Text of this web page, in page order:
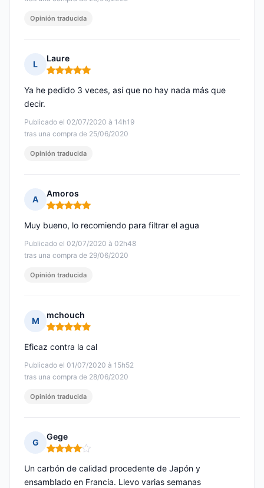
Opinión traducida
L
Laure
Nota: 5 de 5
Publicado el 02/07/2020 à 14h19
tras una compra de 25/06/2020
Ya he pedido 3 veces, así que no hay nada más que
decir.
Opinión traducida
A
Amoros
Nota: 5 de 5
Publicado el 02/07/2020 à 02h48
tras una compra de 29/06/2020
Muy bueno, lo recomiendo para filtrar el agua
Opinión traducida
M
mchouch
Nota: 5 de 5
Publicado el 01/07/2020 à 15h52
tras una compra de 28/06/2020
Eficaz contra la cal
Opinión traducida
G
Gege
Nota: 4 de 5
Un carbón de calidad procedente de Japón y
ensamblado en Francia. Llevo varias semanas